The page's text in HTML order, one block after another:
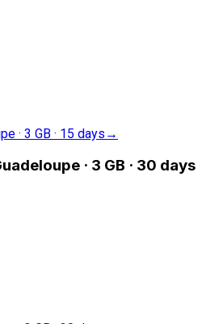
· 3 GB · 15 days →
· 3 GB · 30 days